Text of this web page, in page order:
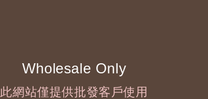
Wholesale Only
此網站僅提供批發客戶使用